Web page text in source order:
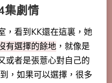
集劇情
，看到KK還在這裏，她
有選擇的餘地 ，就像是
或者是張薏心對自己的
，如果可以選擇，很多